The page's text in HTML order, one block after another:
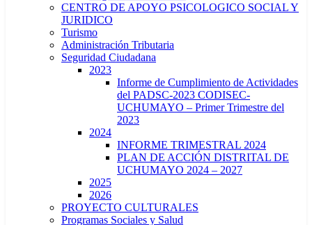
CENTRO DE APOYO PSICOLOGICO SOCIAL Y
JURIDICO
Turismo
Administración Tributaria
Seguridad Ciudadana
2023
Informe de Cumplimiento de Actividades
del PADSC-2023 CODISEC-
UCHUMAYO – Primer Trimestre del
2023
2024
INFORME TRIMESTRAL 2024
PLAN DE ACCIÓN DISTRITAL DE
UCHUMAYO 2024 – 2027
2025
2026
PROYECTO CULTURALES
Programas Sociales y Salud